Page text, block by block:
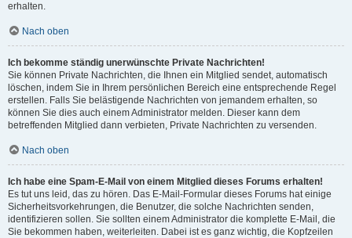
erhalten.
Nach oben
Ich bekomme ständig unerwünschte Private Nachrichten!
Sie können Private Nachrichten, die Ihnen ein Mitglied sendet, automatisch
löschen, indem Sie in Ihrem persönlichen Bereich eine entsprechende Regel
erstellen. Falls Sie belästigende Nachrichten von jemandem erhalten, so
können Sie dies auch einem Administrator melden. Dieser kann dem
betreffenden Mitglied dann verbieten, Private Nachrichten zu versenden.
Nach oben
Ich habe eine Spam-E-Mail von einem Mitglied dieses Forums erhalten!
Es tut uns leid, das zu hören. Das E-Mail-Formular dieses Forums hat einige
Sicherheitsvorkehrungen, die Benutzer, die solche Nachrichten senden,
identifizieren sollen. Sie sollten einem Administrator die komplette E-Mail, die
Sie bekommen haben, weiterleiten. Dabei ist es ganz wichtig, die Kopfzeilen